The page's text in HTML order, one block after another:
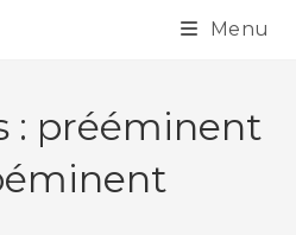
Menu
: prééminent